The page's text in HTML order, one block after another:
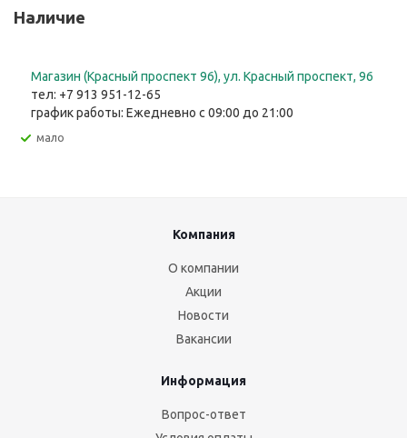
Наличие
Магазин (Красный проспект 96), ул. Красный проспект, 96
тел: +7 913 951-12-65
график работы: Ежедневно с 09:00 до 21:00
Мало
Компания
О компании
Акции
Новости
Вакансии
Информация
Вопрос-ответ